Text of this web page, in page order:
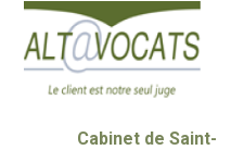
Cabinet de Saint-
Panneau de gestion des